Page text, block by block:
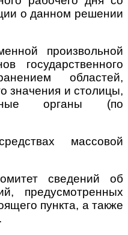
о данном решении
произвольной
государственного
областей,
значения и столицы,
органы (по
массовой
сведений об
предусмотренных
пункта, а также